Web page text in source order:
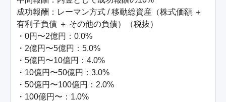
成功報酬：レーマン方式 / 移動総資産（株式価額 ＋
有利子負債 ＋ その他の負債）（税抜）
・0円〜2億円：0.0%
・2億円〜5億円：5.0%
・5億円〜10億円：4.0%
・10億円〜50億円：3.0%
・50億円〜100億円：2.0%
・100億円〜：1.0%